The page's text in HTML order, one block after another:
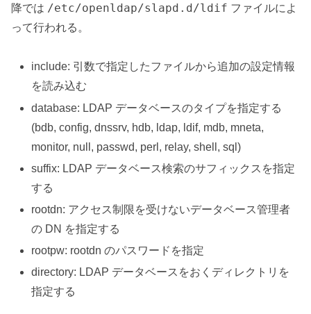
降では /etc/openldap/slapd.d/ldif ファイルによ
って行われる。
include: 引数で指定したファイルから追加の設定情報
を読み込む
database: LDAP データベースのタイプを指定する
(bdb, config, dnssrv, hdb, ldap, ldif, mdb, mneta,
monitor, null, passwd, perl, relay, shell, sql)
suffix: LDAP データベース検索のサフィックスを指定
する
rootdn: アクセス制限を受けないデータベース管理者
の DN を指定する
rootpw: rootdn のパスワードを指定
directory: LDAP データベースをおくディレクトリを
指定する